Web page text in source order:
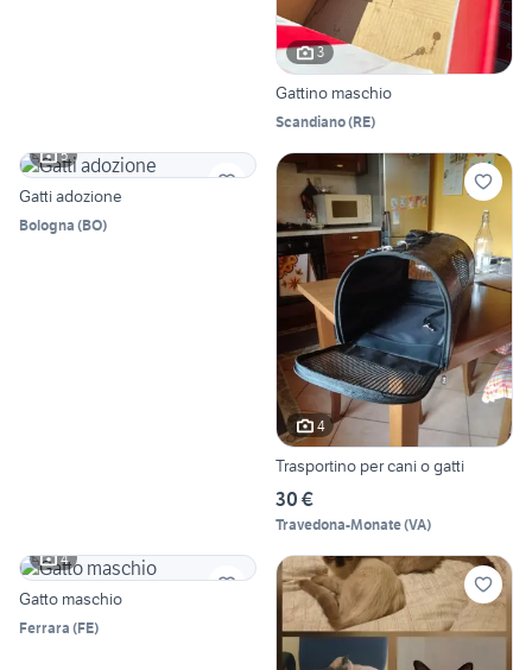
3
Gattino maschio
Scandiano(RE)
5
Gatti adozione
Bologna (BO)
4
Trasportino per cani o gatti
30 €
Travedona-Monate(VA)
4
Gatto maschio
Ferrara (FE)